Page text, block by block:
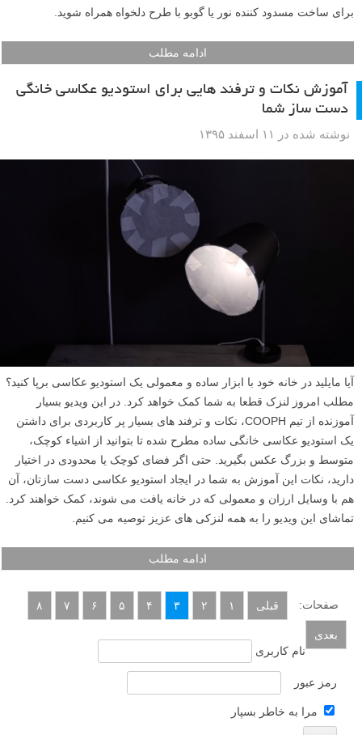
برای ساخت مسدود کننده نور یا گوبو با طرح دلخواه همراه شوید.
ادامه مطلب
آموزش نکات و ترفند هایی برای استودیو عکاسی خانگی
دست ساز شما
نوشته شده در ۱۱ اسفند ۱۳۹۵
آیا مایلید در خانه خود با ابزار ساده و معمولی یک استودیو عکاسی برپا کنید؟
مطلب امروز لنزک قطعا به شما کمک خواهد کرد. در این ویدیو بسیار
آموزنده از تیم COOPH، نکات و ترفند های بسیار پر کاربردی برای داشتن
یک استودیو عکاسی خانگی ساده مطرح شده تا بتوانید از اشیاء کوچک،
متوسط و بزرگ عکس بگیرید. حتی اگر فضای کوچک یا محدودی در اختیار
دارید، نکات این آموزش به شما در ایجاد استودیو عکاسی دست سازتان، آن
هم با وسایل ارزان و معمولی که در خانه یافت می شوند، کمک خواهند کرد.
تماشای این ویدیو را به همه لنزکی های عزیز توصیه می کنیم.
ادامه مطلب
صفحات: قبلی ۱ ۲ ۳ ۴ ۵ ۶ ۷ ۸
بعدی
نام کاربری
رمز عبور
مرا به خاطر بسپار